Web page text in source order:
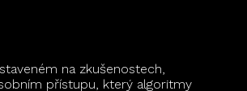
na zkušenostech,
přístupu, který algoritmy